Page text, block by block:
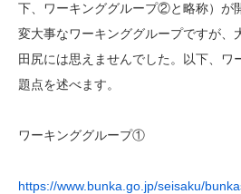
下、ワーキンググループ②と略称）が
変大事なワーキンググループですが、
田尻には思えませんでした。以下、ワ
題点を述べます。
ワーキンググループ①
https://www.bunka.go.jp/seisaku/